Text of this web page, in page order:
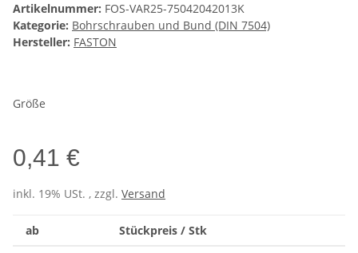
Artikelnummer: FOS-VAR25-75042042013K
Kategorie: Bohrschrauben und Bund (DIN 7504)
Hersteller: FASTON
Größe
0,41 €
inkl. 19% USt. , zzgl. Versand
ab Stückpreis / Stk